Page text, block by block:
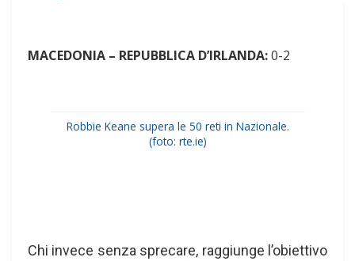
MACEDONIA – REPUBBLICA D’IRLANDA:0-2
Robbie Keane supera le 50 reti in Nazionale.
(foto: rte.ie)
Chi invece senza sprecare, raggiunge l’obiettivo